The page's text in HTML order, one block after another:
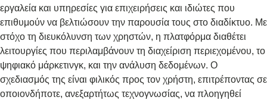
εργαλεία και υπηρεσίες για επιχειρήσεις και ιδιώτες που
επιθυμούν να βελτιώσουν την παρουσία τους στο διαδίκτυο. Με
στόχο τη διευκόλυνση των χρηστών, η πλατφόρμα διαθέτει
λειτουργίες που περιλαμβάνουν τη διαχείριση περιεχομένου, το
ψηφιακό μάρκετινγκ, και την ανάλυση δεδομένων. Ο
σχεδιασμός της είναι φιλικός προς τον χρήστη, επιτρέποντας σε
οποιονδήποτε, ανεξαρτήτως τεχνογνωσίας, να πλοηγηθεί